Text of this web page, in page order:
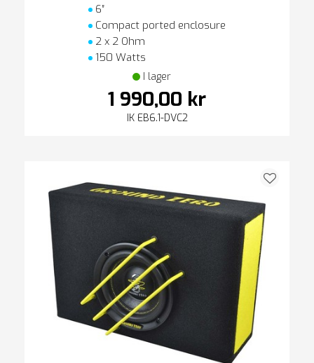
6″
Compact ported enclosure
2 x 2 Ohm
150 Watts
I lager
1 990,00 kr
IK EB6.1-DVC2